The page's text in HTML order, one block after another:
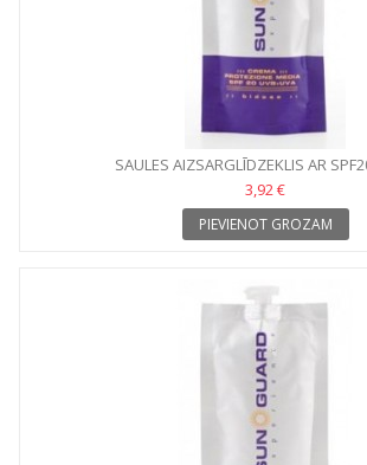
SAULES AIZSARGLĪDZEKLIS AR
3,92 €
PIEVIENOT GROZAM